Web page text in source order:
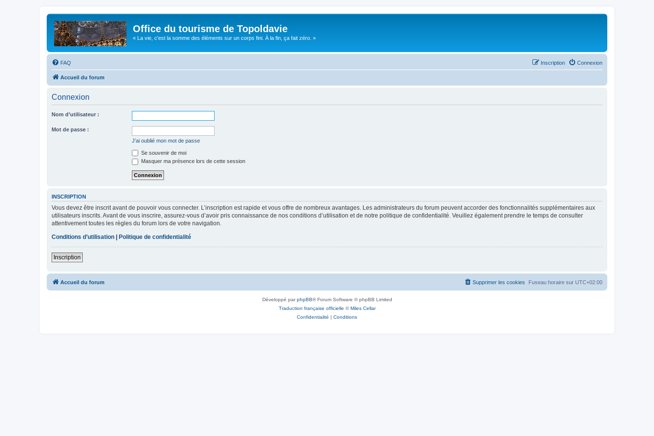
Office du tourisme de Topoldavie
« La vie, c'est la somme des éléments sur un corps fini. À la fin, ça fait zéro. »
FAQ Connexion
Inscription
Accueil du forum
Connexion
Nom d’utilisateur :
Mot de passe :
J’ai oublié mon mot de passe
Se souvenir de moi
Masquer ma présence lors de cette session
INSCRIPTION
Vous devez être inscrit avant de pouvoir vous connecter. L’inscription est rapide et vous offre de nombreux avantages. Les administrateurs du forum peuvent accorder des fonctionnalités supplémentaires aux
utilisateurs inscrits. Avant de vous inscrire, assurez-vous d’avoir pris connaissance de nos conditions d’utilisation et de notre politique de confidentialité. Veuillez également prendre le temps de consulter
attentivement toutes les règles du forum lors de votre navigation.
Conditions d’utilisation
Politique de confidentialité
Inscription
Accueil du forum Fuseau horaire sur UTC+02:00
Supprimer les cookies
Développé parphpBB® Forum Software © phpBB Limited
Traduction française officielle ©Miles Cellar
Confidentialité | Conditions